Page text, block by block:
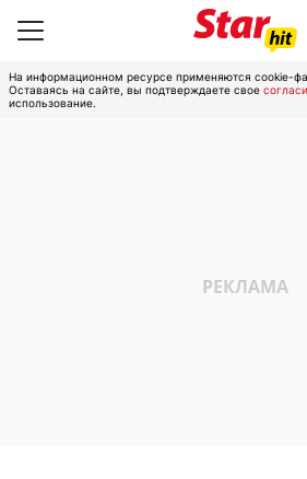
На информационном ресурсе применяются cookie-
Оставаясь на сайте, вы подтверждаете свое
использование.